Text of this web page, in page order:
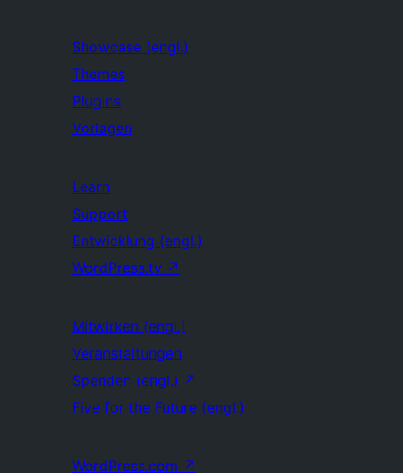
Showcase (engl.)
Themes
Plugins
Vorlagen
Learn
Support
Entwicklung (engl.)
WordPress.tv ↗
Mitwirken (engl.)
Veranstaltungen
Spenden (engl.) ↗
Five for the Future (engl.)
WordPress.com ↗